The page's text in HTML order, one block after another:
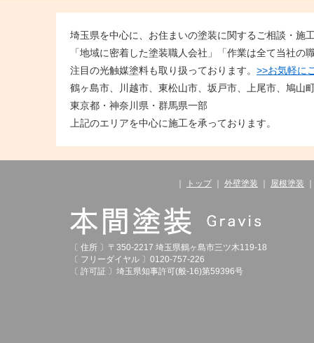
埼玉県を中心に、お住まいの塗装に関するご相談・施
「地域に密着した塗装職人会社」「作業は全て当社
注目の光触媒塗料も取り扱っております。 >>お気軽に
鶴ヶ島市、川越市、東松山市、坂戸市、上尾市、鳩山
東京都・神奈川県・群馬県一部
上記のエリアを中心に施工を承っております。
トップ 外壁塗装 屋根塗装
〔 住所 〕〒350-2217 埼玉県鶴ヶ島市三ツ木119-18
〔 フリーダイヤル 〕0120-757-226
〔 許可証 〕埼玉県知事許可(般-16)第59396号